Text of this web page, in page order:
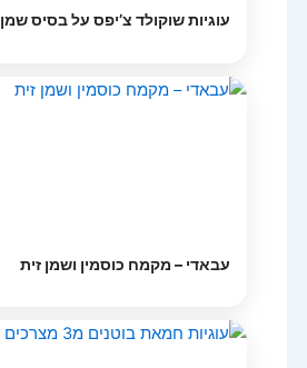
עוגיות שוקולד צ’יפס על בסיס שמן
עבאדי – מקמח כוסמין ושמן זית